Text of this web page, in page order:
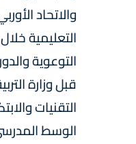
والاتحاد
التعليمية
التقنيات
الوسط